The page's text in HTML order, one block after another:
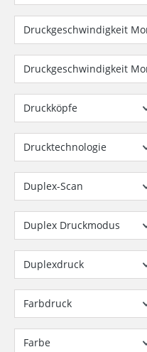
Druckgeschwindigkeit
Druckgeschwindigkeit
Druckköpfe
Drucktechnologie
Duplex-Scan
Duplex Druckmodus
Duplexdruck
Farbdruck
Farbe